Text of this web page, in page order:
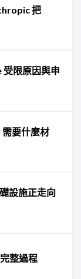
把
受限原因與申
要什麼材
設施正走向
整過程